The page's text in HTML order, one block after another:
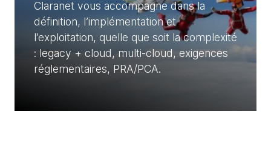
Claranet vous accompagne dans la
définition, l’implémentation et
l’exploitation, quelle que soit la complexité
: legacy + cloud, multi-cloud, exigences
réglementaires, PRA/PCA.